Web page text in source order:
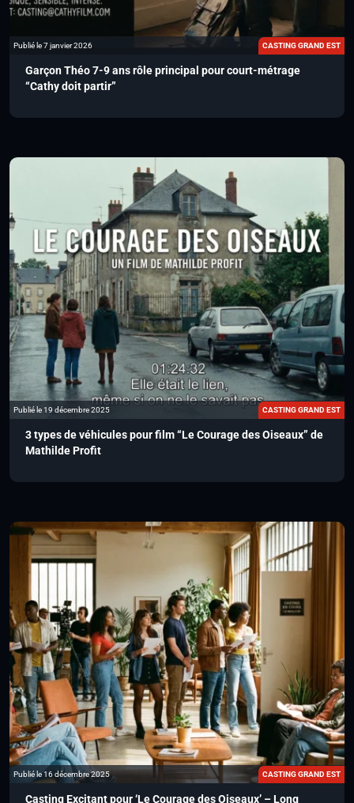
Publié le 7 janvier 2026 CASTING GRAND EST
Garçon Théo 7-9 ans rôle principal pour court-métrage
“Cathy doit partir”
Publié le 19 décembre 2025 CASTING GRAND EST
3 types de véhicules pour film “Le Courage des Oiseaux” de
Mathilde Profit
Publié le 16 décembre 2025 CASTING GRAND EST
Casting Excitant pour ‘Le Courage des Oiseaux’ – Long